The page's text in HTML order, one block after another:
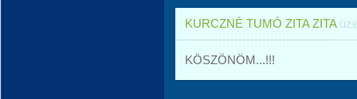
KURCZNÉ TUMÓ ZITA ZITA
KÖSZÖNÖM...!!!